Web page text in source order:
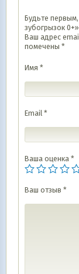
Будьте
зубогрызок 0+»
Ваш адрес
помечены *
Имя *
Email *
Ваша оценка *
Ваш отзыв *